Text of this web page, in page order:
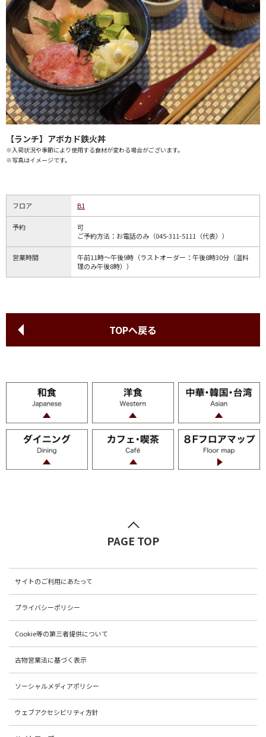
【ランチ】アボカド鉄火丼
※入荷状況や季節により使用する食材が変わる場合がございます。
※写真はイメージです。
フロア B1
予約
可
ご予約方法：お電話のみ（045-311-5111（代表））
営業時間
午前11時～午後9時（ラストオーダー：午後8時30分（温料
理のみ午後8時））
TOPへ戻る
PAGE TOP
サイトのご利用にあたって
プライバシーポリシー
Cookie等の第三者提供について
古物営業法に基づく表示
ソーシャルメディアポリシー
ウェブアクセシビリティ方針